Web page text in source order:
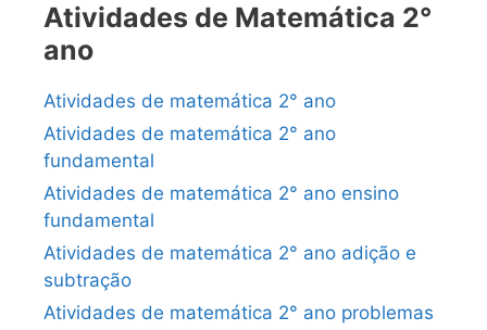
Atividades de Matemática 2°
ano
Atividades de matemática 2° ano
Atividades de matemática 2° ano
fundamental
Atividades de matemática 2° ano ensino
fundamental
Atividades de matemática 2° ano adição e
subtração
Atividades de matemática 2° ano problemas